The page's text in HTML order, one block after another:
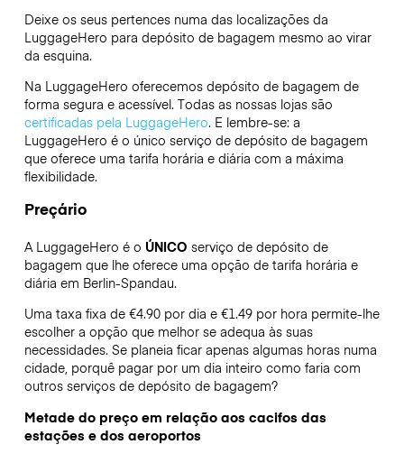
Deixe os seus pertences numa das localizações da
LuggageHero para depósito de bagagem mesmo ao virar
da esquina.
Na LuggageHero oferecemos depósito de bagagem de
forma segura e acessível. Todas as nossas lojas são
certificadas pela LuggageHero. E lembre-se: a
LuggageHero é o único serviço de depósito de bagagem
que oferece uma tarifa horária e diária com a máxima
flexibilidade.
Preçário
A LuggageHero é o ÚNICO serviço de depósito de
bagagem que lhe oferece uma opção de tarifa horária e
diária em Berlin-Spandau.
Uma taxa fixa de €4.90 por dia e €1.49 por hora permite-lhe
escolher a opção que melhor se adequa às suas
necessidades. Se planeia ficar apenas algumas horas numa
cidade, porquê pagar por um dia inteiro como faria com
outros serviços de depósito de bagagem?
Metade do preço em relação aos cacifos das
estações e dos aeroportos